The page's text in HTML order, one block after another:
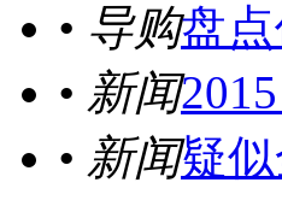
• 导购盘
• 新闻
• 新闻疑